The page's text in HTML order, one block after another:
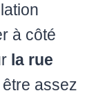
à côté
la rue
assez